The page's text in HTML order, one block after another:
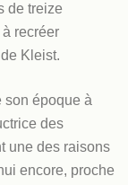
de treize
recréer
Kleist.
son époque à
des
une des raisons
encore, proche